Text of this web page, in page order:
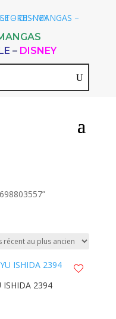
– DISNEY
ISHIDA 2394